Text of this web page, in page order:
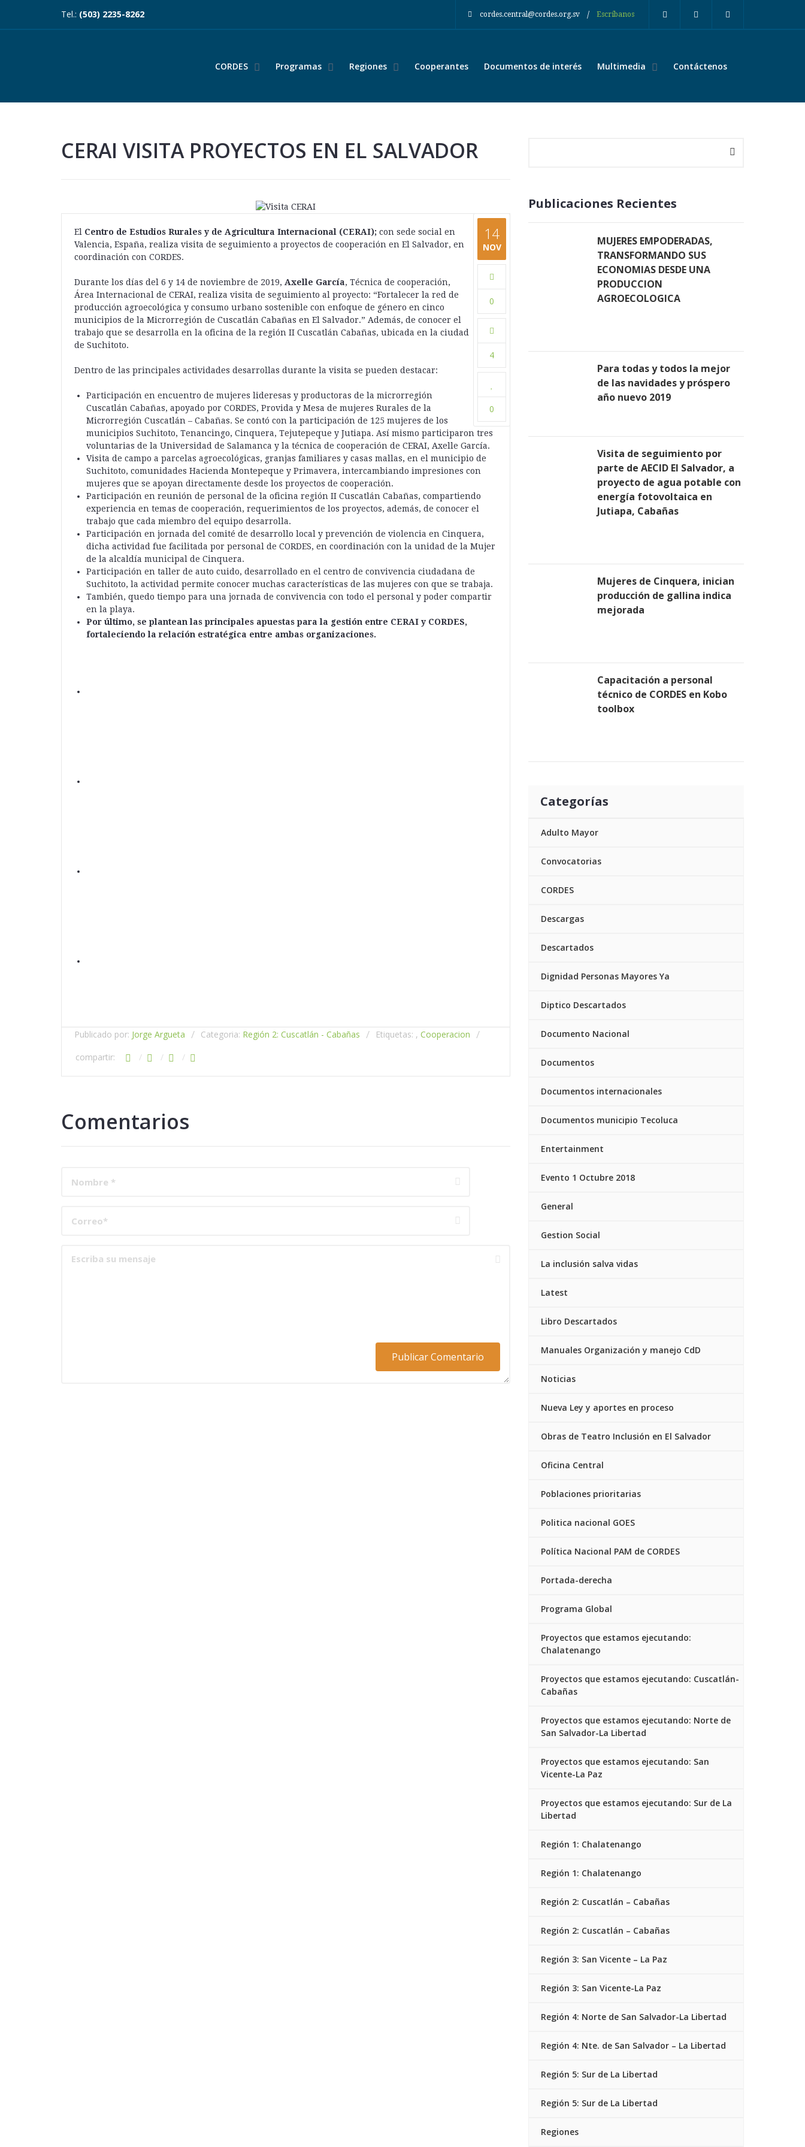
Tel.: (503) 2235-8262 cordes.central@cordes.org.sv / Escríbanos
CORDES Programas Regiones Cooperantes Documentos de interés Multimedia Contáctenos
CERAI VISITA PROYECTOS EN EL SALVADOR
14
NOV
0
4
0
El Centro de Estudios Rurales y de Agricultura Internacional (CERAI); con sede social en
Valencia, España, realiza visita de seguimiento a proyectos de cooperación en El Salvador, en
coordinación con CORDES.
Durante los días del 6 y 14 de noviembre de 2019, Axelle García, Técnica de cooperación,
Área Internacional de CERAI, realiza visita de seguimiento al proyecto: “Fortalecer la red de
producción agroecológica y consumo urbano sostenible con enfoque de género en cinco
municipios de la Microrregión de Cuscatlán Cabañas en El Salvador.” Además, de conocer el
trabajo que se desarrolla en la oficina de la región II Cuscatlán Cabañas, ubicada en la ciudad
de Suchitoto.
Dentro de las principales actividades desarrollas durante la visita se pueden destacar:
Participación en encuentro de mujeres lideresas y productoras de la microrregión
Cuscatlán Cabañas, apoyado por CORDES, Provida y Mesa de mujeres Rurales de la
Microrregión Cuscatlán – Cabañas. Se contó con la participación de 125 mujeres de los
municipios Suchitoto, Tenancingo, Cinquera, Tejutepeque y Jutiapa. Así mismo participaron tres
voluntarias de la Universidad de Salamanca y la técnica de cooperación de CERAI, Axelle García.
Visita de campo a parcelas agroecológicas, granjas familiares y casas mallas, en el municipio de
Suchitoto, comunidades Hacienda Montepeque y Primavera, intercambiando impresiones con
mujeres que se apoyan directamente desde los proyectos de cooperación.
Participación en reunión de personal de la oficina región II Cuscatlán Cabañas, compartiendo
experiencia en temas de cooperación, requerimientos de los proyectos, además, de conocer el
trabajo que cada miembro del equipo desarrolla.
Participación en jornada del comité de desarrollo local y prevención de violencia en Cinquera,
dicha actividad fue facilitada por personal de CORDES, en coordinación con la unidad de la Mujer
de la alcaldía municipal de Cinquera.
Participación en taller de auto cuido, desarrollado en el centro de convivencia ciudadana de
Suchitoto, la actividad permite conocer muchas características de las mujeres con que se trabaja.
También, quedo tiempo para una jornada de convivencia con todo el personal y poder compartir
en la playa.
Por último, se plantean las principales apuestas para la gestión entre CERAI y CORDES,
fortaleciendo la relación estratégica entre ambas organizaciones.
Publicado por: Jorge Argueta Categoria: Región 2: Cuscatlán - Cabañas Etiquetas: , Cooperacion
compartir:
Comentarios
Publicaciones Recientes
MUJERES EMPODERADAS,
TRANSFORMANDO SUS
ECONOMIAS DESDE UNA
PRODUCCION
AGROECOLOGICA
Para todas y todos la mejor
de las navidades y próspero
año nuevo 2019
compartir:
Visita de seguimiento por
parte de AECID El Salvador, a
proyecto de agua potable con
energía fotovoltaica en
Jutiapa, Cabañas
compartir:
Mujeres de Cinquera, inician
producción de gallina indica
mejorada
Capacitación a personal
técnico de CORDES en Kobo
toolbox
Categorías
Adulto Mayor
Convocatorias
CORDES
Descargas
Descartados
Dignidad Personas Mayores Ya
Diptico Descartados
Documento Nacional
Documentos
Documentos internacionales
Documentos municipio Tecoluca
Entertainment
Evento 1 Octubre 2018
General
Gestion Social
La inclusión salva vidas
Latest
Libro Descartados
Manuales Organización y manejo CdD
Noticias
Nueva Ley y aportes en proceso
Obras de Teatro Inclusión en El Salvador
Oficina Central
Poblaciones prioritarias
Politica nacional GOES
Política Nacional PAM de CORDES
Portada-derecha
Programa Global
Proyectos que estamos ejecutando:
Chalatenango
Proyectos que estamos ejecutando: Cuscatlán-
Cabañas
Proyectos que estamos ejecutando: Norte de
San Salvador-La Libertad
Proyectos que estamos ejecutando: San
Vicente-La Paz
Proyectos que estamos ejecutando: Sur de La
Libertad
Región 1: Chalatenango
Región 1: Chalatenango
Región 2: Cuscatlán – Cabañas
Región 2: Cuscatlán – Cabañas
Región 3: San Vicente – La Paz
Región 3: San Vicente-La Paz
Región 4: Norte de San Salvador-La Libertad
Región 4: Nte. de San Salvador – La Libertad
Región 5: Sur de La Libertad
Región 5: Sur de La Libertad
Regiones